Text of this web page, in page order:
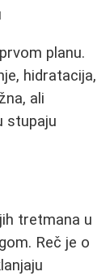
planu.
hidratacija,
ali
stupaju
tretmana u
Reč je o